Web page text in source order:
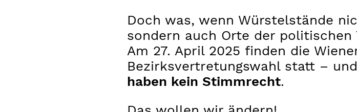
Doch was, wenn Würstelstände
sondern auch Orte der politischen
Am 27. April 2025 finden die
Bezirksvertretungs­wahl statt – und
haben kein Stimmrecht.